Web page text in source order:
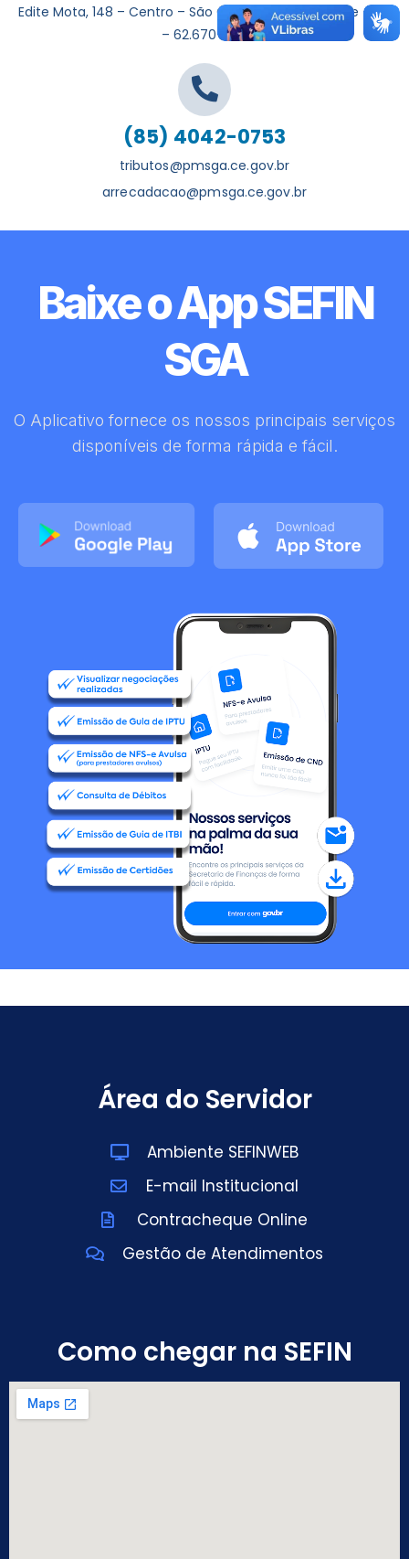
Edite Mota, 148 – Centro – São Gonçalo do Amarante – CE
– 62.670-000
(85) 4042-0753
tributos@pmsga.ce.gov.br
arrecadacao@pmsga.ce.gov.br
Baixe o App SEFIN
SGA
O Aplicativo fornece os nossos principais serviços
disponíveis de forma rápida e fácil.
Área do Servidor
Ambiente SEFINWEB
E-mail Institucional
Contracheque Online
Gestão de Atendimentos
Como chegar na SEFIN